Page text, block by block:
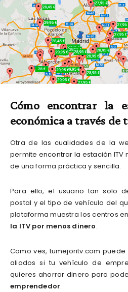
Cómo encontrar la
económica a través de
Otra de las cualidades de la
permite encontrar la estación ITV
de una forma práctica y sencilla.
Para ello, el usuario tan solo
postal y el tipo de vehículo del
plataforma muestra los centros
la ITV por menos dinero.
Como ves, tumejoritv.com
aliados si tu vehículo de
quieres ahorrar dinero para
emprendedor.